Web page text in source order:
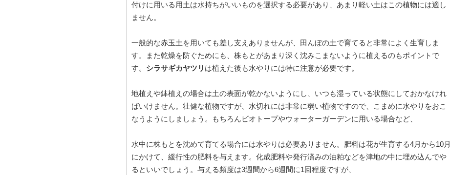
付けに用いる用土は水持ちがいいものを選択する必要があり、あまり軽い土はこの植物には適し
ません。
一般的な赤玉土を用いても差し支えありませんが、田んぼの土で育てると非常によく生育しま
す。また乾燥を防ぐためにも、株もとがあまり深く沈みこまないように植えるのもポイントで
す。 シラサギカヤツリ は植えた後も水やりには特に注意が必要です。
地植えや鉢植えの場合は土の表面が乾かないようにし、いつも湿っている状態にしておかなけれ
ばいけません。壮健な植物ですが、水切れには非常に弱い植物ですので、こまめに水やりをおこ
なうようにしましょう。もちろんビオトープやウォーターガーデンに用いる場合など、
水中に株もとを沈めて育てる場合には水やりは必要ありません。肥料は花が生育する4月から10月
にかけて、緩行性の肥料を与えます。化成肥料や発行済みの油粕などを津地の中に埋め込んでや
るといいでしょう。与える頻度は3週間から6週間に1回程度ですが、